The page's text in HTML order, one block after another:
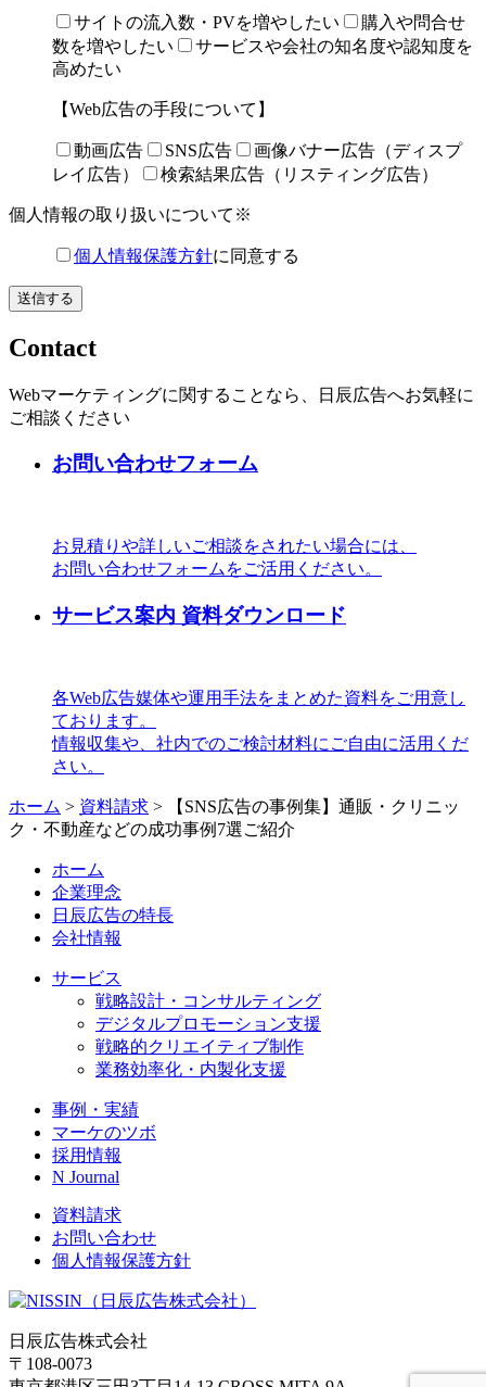
サイトの流入数・PVを増やしたい
購入や問合せ
数を増やしたい
サービスや会社の知名度や認知度を
高めたい
【Web広告の手段について】
動画広告 SNS広告
画像バナー広告（ディスプ
レイ広告）
検索結果広告（リスティング広告）
個人情報の取り扱いについて ※
個人情報保護方針に同意する
Contact
Webマーケティングに関することなら、日辰広告へお気軽に
ご相談ください
お問い合わせフォーム
お見積りや詳しいご相談をされたい場合には、
お問い合わせフォームをご活用ください。
サービス案内 資料ダウンロード
各Web広告媒体や運用手法をまとめた資料をご用意し
ております。
情報収集や、社内でのご検討材料にご自由に活用くだ
さい。
ホーム > 資料請求 >
【SNS広告の事例集】通販・クリニッ
ク・不動産などの成功事例7選ご紹介
ホーム
企業理念
日辰広告の特長
会社情報
サービス
戦略設計・コンサルティング
デジタルプロモーション支援
戦略的クリエイティブ制作
業務効率化・内製化支援
事例・実績
マーケのツボ
採用情報
N Journal
資料請求
お問い合わせ
個人情報保護方針
日辰広告株式会社
〒108-0073